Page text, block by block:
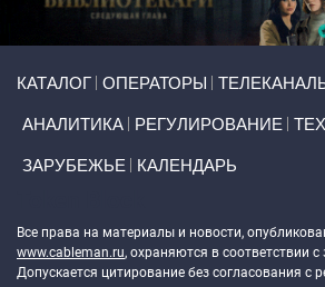
КАТАЛОГ ОПЕРАТОРЫ
АНАЛИТИКА РЕГУЛИРОВАНИЕ
ЗАРУБЕЖЬЕ КАЛЕНДАРЬ
Все права на материалы и новости,
www.cableman.ru, охраняются в соответствии
Допускается цитирование без согласования с